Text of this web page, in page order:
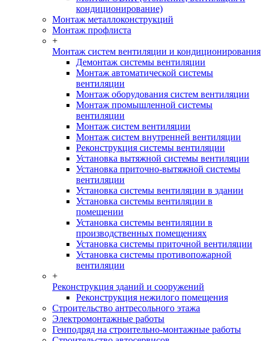
кондиционирование)
Монтаж металлоконструкций
Монтаж профлиста
+
Монтаж систем вентиляции и кондиционирования
Демонтаж системы вентиляции
Монтаж автоматической системы
вентиляции
Монтаж оборудования систем вентиляции
Монтаж промышленной системы
вентиляции
Монтаж систем вентиляции
Монтаж систем внутренней вентиляции
Реконструкция системы вентиляции
Установка вытяжной системы вентиляции
Установка приточно-вытяжной системы
вентиляции
Установка системы вентиляции в здании
Установка системы вентиляции в
помещении
Установка системы вентиляции в
производственных помещениях
Установка системы приточной вентиляции
Установка системы противопожарной
вентиляции
+
Реконструкция зданий и сооружений
Реконструкция нежилого помещения
Строительство антресольного этажа
Электромонтажные работы
Генподряд на строительно-монтажные работы